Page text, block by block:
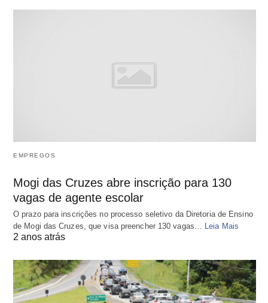
EMPREGOS
Mogi das Cruzes abre inscrição para 130
vagas de agente escolar
O prazo para inscrições no processo seletivo da Diretoria de Ensino
de Mogi das Cruzes, que visa preencher 130 vagas… Leia Mais
2 anos atrás